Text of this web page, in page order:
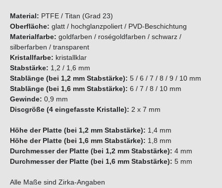
Material: PTFE / Titan (Grad 23)
Oberfläche: glatt / hochglanzpoliert / PVD-Beschichtung
Materialfarbe: goldfarben / roségoldfarben / schwarz /
silberfarben / transparent
Kristallfarbe: kristallklar
Stabstärke: 1,2 / 1,6 mm
Stablänge (bei 1,2 mm Stabstärke): 5 / 6 / 7 / 8 / 9 / 10 mm
Stablänge (bei 1,6 mm Stabstärke): 6 / 7 / 8 / 10 mm
Gewinde: 0,9 mm
Discgröße (4 eingefasste Kristalle): 2 x 7 mm
Höhe der Platte (bei 1,2 mm Stabstärke): 1,4 mm
Höhe der Platte (bei 1,6 mm Stabstärke): 1,8 mm
Durchmesser der Platte (bei 1,2 mm Stabstärke): 4 mm
Durchmesser der Platte (bei 1,6 mm Stabstärke): 5 mm
Alle Maße sind Zirka-Angaben